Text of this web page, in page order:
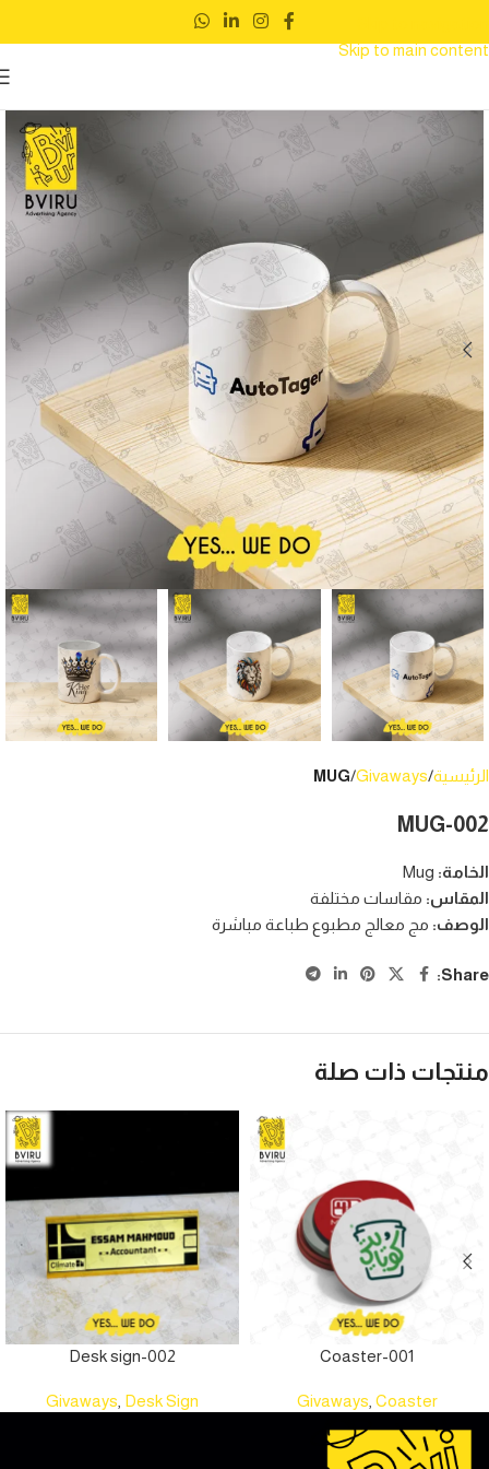
Skip to main content
الرئيسية Givaways
MUG
MUG-002
الخامة:
Mug
المقاس: مقاسات مختلفة
الوصف: مج معالج مطبوع طباعة مباشرة
Share:
منتجات ذات صلة
Coaster-001
Givaways Coaster
Desk sign-002
Givaways Desk Sign